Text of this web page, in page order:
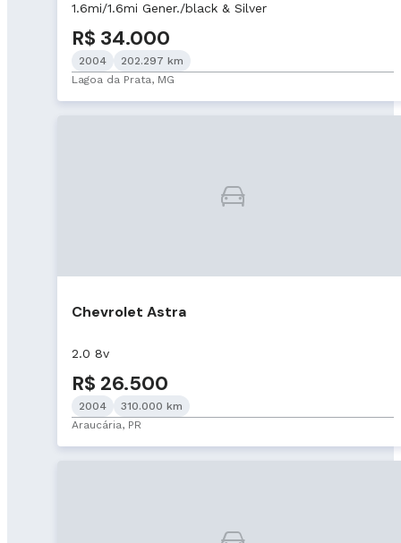
1.6mi/1.6mi Gener./black & Silver
R$ 34.000
2004
202.297 km
Lagoa da Prata, MG
Chevrolet Astra
2.0 8v
R$ 26.500
2004
310.000 km
Araucária, PR